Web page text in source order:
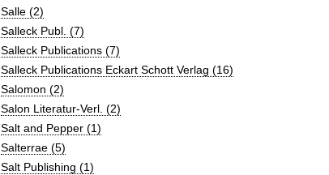
Salle (2)
Salleck Publ. (7)
Salleck Publications (7)
Salleck Publications Eckart Schott Verlag (16)
Salomon (2)
Salon Literatur-Verl. (2)
Salt and Pepper (1)
Salterrae (5)
Salt Publishing (1)